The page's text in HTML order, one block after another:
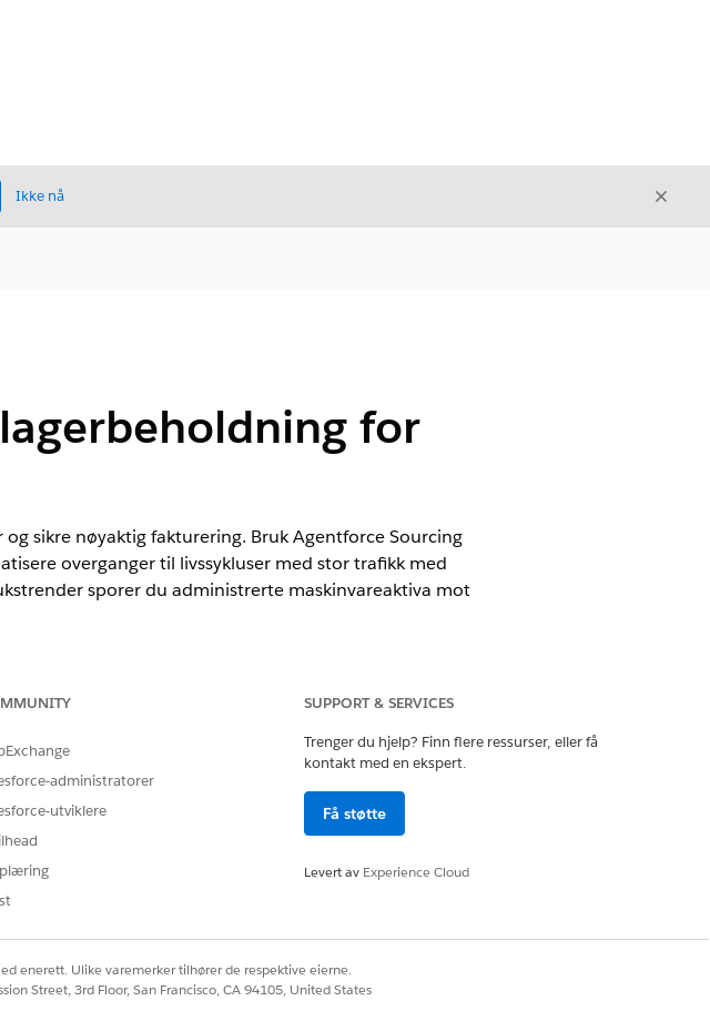
Ikke nå Avslutt
for
sikre nøyaktig fakturering. Bruk Agentforce Sourcing
overganger til livssykluser med stor trafikk med
sporer du administrerte maskinvareaktiva mot
IT Service.
med kildeagenten. Denne AI-agenten
Denne prosessen reduserer fraktkostnader og forbedrer
administratorer
utviklere
SUPPORT & SERVICES
Trenger du hjelp? Finn flere ressurser, eller få
kontakt med en ekspert.
Få støtte
Levert av Experience Cloud
enerett. Ulike varemerker tilhører de respektive eierne.
Street, 3rd Floor, San Francisco, CA 94105, United States